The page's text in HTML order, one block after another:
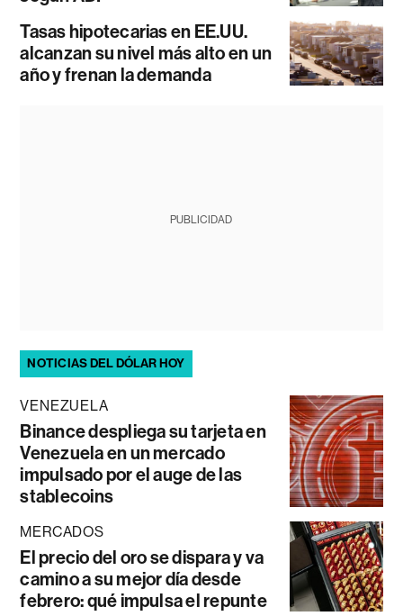
Tasas hipotecarias en EE.UU.
alcanzan su nivel más alto en un
año y frenan la demanda
PUBLICIDAD
NOTICIAS DEL DÓLAR HOY
VENEZUELA
Binance despliega su tarjeta en
Venezuela en un mercado
impulsado por el auge de las
stablecoins
MERCADOS
El precio del oro se dispara y va
camino a su mejor día desde
febrero: qué impulsa el repunte